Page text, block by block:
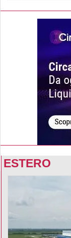
ESTERO